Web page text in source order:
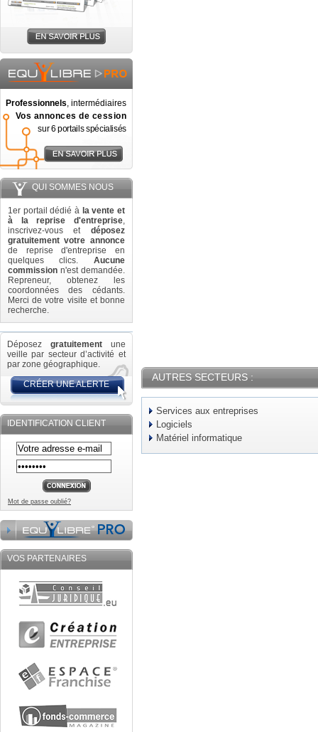
Professionnels, intermédiaires
Vos annonces de cession
sur 6 portails spécialisés
QUI SOMMES NOUS
1er portail dédié à la vente et
à la reprise d'entreprise,
inscrivez-vous et déposez
gratuitement votre annonce
de reprise d'entreprise en
quelques clics. Aucune
commission n'est demandée.
Repreneur, obtenez les
coordonnées des cédants.
Merci de votre visite et bonne
recherche.
Déposez gratuitement une
veille par secteur d’activité et
par zone géographique.
CRÉER UNE ALERTE
IDENTIFICATION CLIENT
Mot de passe oublié?
VOS PARTENAIRES
AUTRES SECTEURS :
Services aux entreprises
Logiciels
Matériel informatique